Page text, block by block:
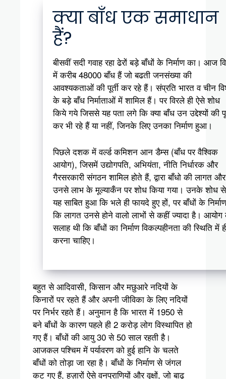
क्या बाँध एक समाधान
हैं?
बीसवीं सदी गवाह रहा ढेरों बड़े बाँधों के निर्माण का। आज
में करीब 48000 बाँध हैं जो बढती जनसंख्या की
आवश्यकताओं की पूर्ती कर रहे हैं। संप्रति भारत व चीन
के बड़े बाँध निर्माताओं में शामिल हैं। पर विरले ही ऐसे शोध
किये गये जिससे यह पता लगे कि क्या बाँध उन उद्देश्यों की
कर भी रहे हैं या नहीं, जिनके लिए उनका निर्माण हुआ।
पिछले दशक में वर्ल्ड कमिशन आन डैम्स (बाँध पर वैश्विक
आयोग), जिसमें उद्योगपति, अभियंता, नीति निर्धारक और
गैरसरकारी संगठन शामिल होते हैं, द्वारा बाँधो की लागत और
उनसे लाभ के मूल्याकँन पर शोध किया गया। उनके शोध से
यह साबित हुआ कि भले ही फायदे हुए हों, पर बाँधों के निर्माण
कि लागत उनसे होने वालो लाभों से कहीं ज्यादा है। आयोग
सलाह थी कि बाँधों का निर्माण विकल्पहीनता की स्थिति में
करना चाहिए।
बहुत से आदिवासी, किसान और मछुआरे नदियों के
किनारों पर रहते हैं और अपनी जीविका के लिए नदियों
पर निर्भर रहते हैं। अनुमान है कि भारत में 1950 से
बने बाँधों के कारण पहले ही 2 करोड़ लोग विस्थापित हो
गए हैं। बाँधों की आयु 30 से 50 साल रहती है।
आजकल पश्चिम में पर्यावरण को हुई हानि के चलते
बाँधों को तोड़ा जा रहा है। बाँधों के निर्माण से जंगल
कट गए हैं, हज़ारों ऐसे वनप्राणियों और वृक्षों, जो बाढ़